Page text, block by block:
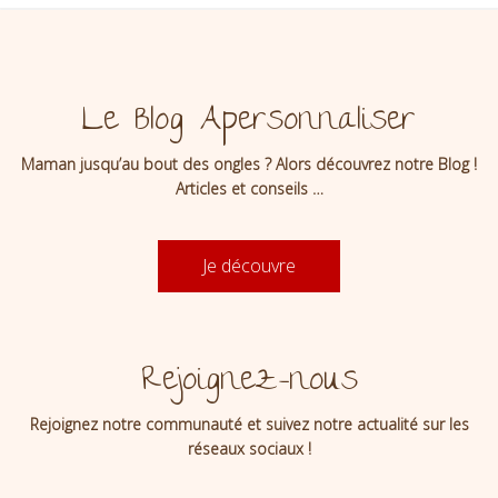
Le Blog Apersonnaliser
Maman jusqu’au bout des ongles ? Alors découvrez notre Blog !
Articles et conseils …
Je découvre
Rejoignez-nous
Rejoignez notre communauté et suivez notre actualité sur les
réseaux sociaux !